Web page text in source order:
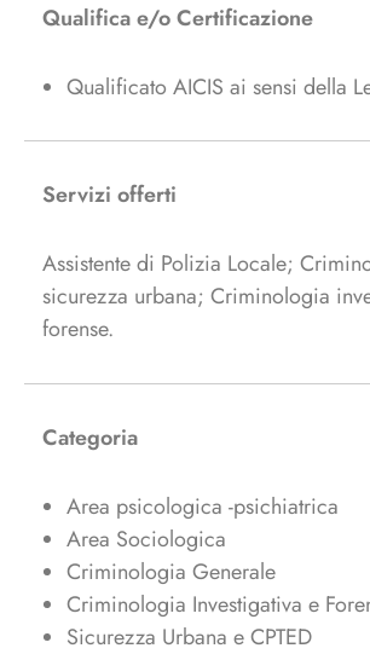
Qualifica e/o Certificazione
Qualificato AICIS ai sensi della
Servizi offerti
Assistente di Polizia Locale;
sicurezza urbana; Criminologia
forense.
Categoria
Area psicologica -psichiatrica
Area Sociologica
Criminologia Generale
Criminologia Investigativa e
Sicurezza Urbana e CPTED